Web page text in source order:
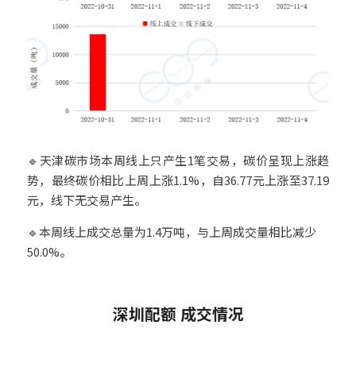
🔹天津碳市场本周线上只产生1笔交易，碳价呈现上涨趋
势，最终碳价相比上周上涨1.1%，自36.77元上涨至37.19
元，线下无交易产生。
🔹本周线上成交总量为1.4万吨，与上周成交量相比减少
50.0%。
深圳配额 成交情况